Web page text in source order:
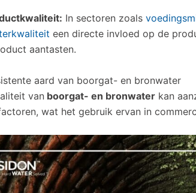
In sectoren zoals
een directe invloed op de
aantasten.
aard van boorgat- en bronwater
van boorgat- en bronwater kan
wat het gebruik ervan in